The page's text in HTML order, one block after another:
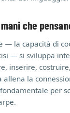
che
— la capacità di
— si sviluppa
inserire,
allena la
per